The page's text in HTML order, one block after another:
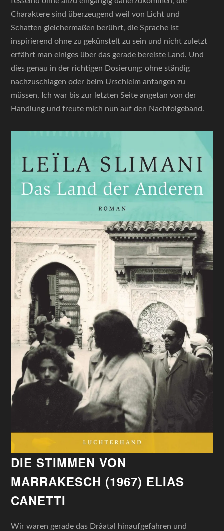
Charaktere sind überzeugend weil von Licht und
Schatten gleichermaßen berührt, die Sprache ist
inspirierend ohne zu gekünstelt zu sein und nicht zuletzt
erfährt man einiges über das gerade bereiste Land. Und
dies genau in der richtigen Dosierung: ohne ständig
nachzuschlagen oder beim Urschleim anfangen zu
müssen. Ich war bis zur letzten Seite angetan von der
Handlung und freute mich nun auf den Nachfolgeband.
DIE STIMMEN VON
MARRAKESCH (1967) ELIAS
CANETTI
Wir waren gerade das Drâatal hinaufgefahren und